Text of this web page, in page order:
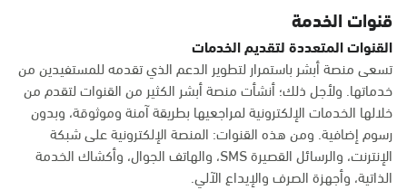
قنوات الخدمة
القنوات المتعددة لتقديم الخدمات
تسعى منصة أبشر باستمرار لتطوير الدعم الذي تقدمه للمستفيدين من
خدماتها. ولأجل ذلك؛ أنشأت منصة أبشر الكثير من القنوات لتقدم من
خلالها الخدمات الإلكترونية لمراجعيها بطريقة آمنة وموثوقة، وبدون
رسوم إضافية. ومن هذه القنوات: المنصة الإلكترونية على شبكة
الإنترنت، والرسائل القصيرة SMS، والهاتف الجوال، وأكشاك الخدمة
الذاتية، وأجهزة الصرف والإيداع الآلي.